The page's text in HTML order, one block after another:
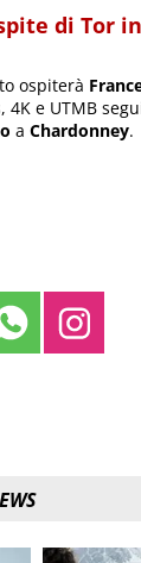
di Tor
ospiterà
e UTMB
aChardonney.